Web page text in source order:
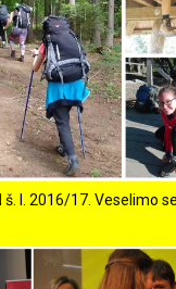
l. 2016/17. Veselimo